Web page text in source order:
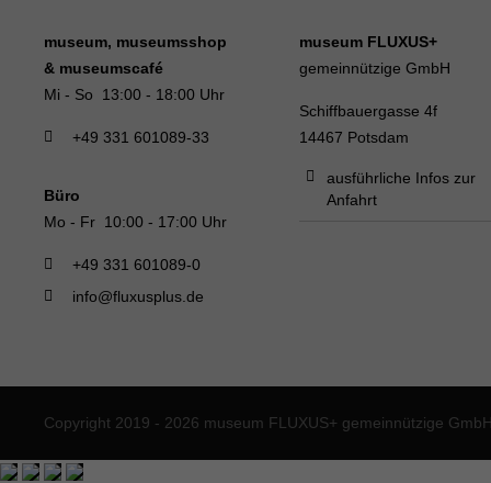
museum, museumsshop
& museumscafé
Mi - So 13:00 - 18:00 Uhr
+49 331 601089-33
Büro
Mo - Fr 10:00 - 17:00 Uhr
+49 331 601089-0
info@fluxusplus.de
museum FLUXUS+
gemeinnützige GmbH
Schiffbauergasse 4f
14467 Potsdam
ausführliche Infos zur
Anfahrt
Copyright 2019 - 2026 museum FLUXUS+ gemeinnützige